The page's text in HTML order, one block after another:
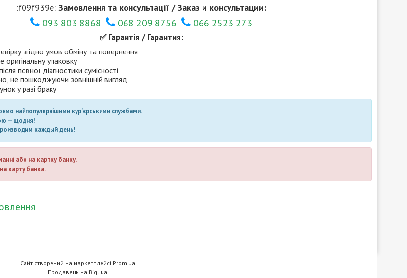
:f09f939e: Замовлення та консультації / Заказ и консультации:
093 803 8868 068 209 8756 066 2523 273
✅ Гарантія / Гарантия:
згідно умов обміну та повернення
оригінальну упаковку
повної діагностики сумісності
не пошкоджуючи зовнішній вигляд
у разі браку
найпопулярнішими кур’єрськими службами.
— щодня!
каждый день!
або на картку банку.
карту банка.
Сайт створений на маркетплейсі Prom.ua
Продавець на Bigl.ua